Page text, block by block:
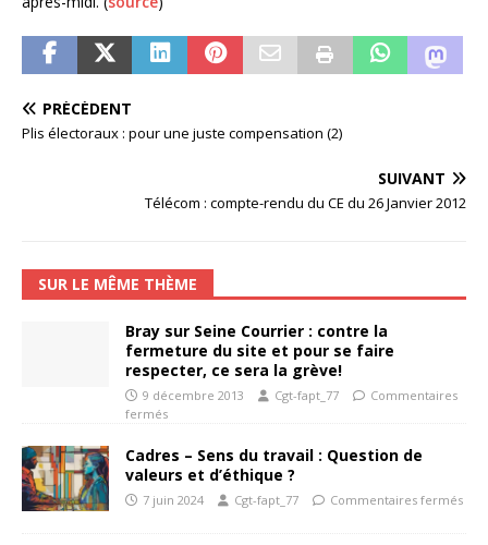
PRÉCÉDENT
Plis électoraux : pour une juste compensation (2)
SUIVANT
Télécom : compte-rendu du CE du 26 Janvier 2012
SUR LE MÊME THÈME
Bray sur Seine Courrier : contre la
fermeture du site et pour se faire
respecter, ce sera la grève!
9 décembre 2013 Cgt-fapt_77
Commentaires
fermés
Cadres – Sens du travail : Question de
valeurs et d’éthique ?
7 juin 2024 Cgt-fapt_77 Commentaires fermés